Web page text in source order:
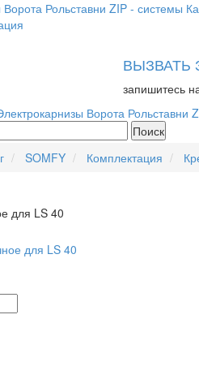
Ворота Рольставни ZIP - системы
ВЫЗВАТЬ
запишитесь
Ворота Рольставни
SOMFY Комплектация
для LS 40